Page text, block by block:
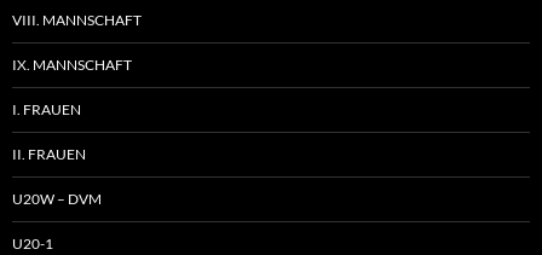
VIII. MANNSCHAFT
IX. MANNSCHAFT
I. FRAUEN
II. FRAUEN
U20W – DVM
U20-1